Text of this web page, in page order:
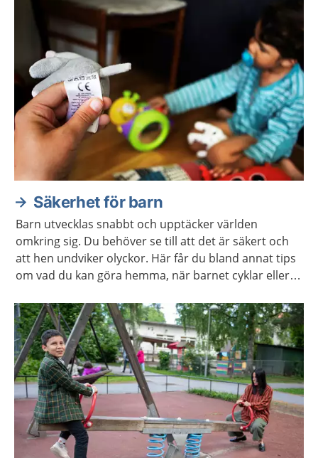
Säkerhet för barn
Barn utvecklas snabbt och upptäcker världen
omkring sig. Du behöver se till att det är säkert och
att hen undviker olyckor. Här får du bland annat tips
om vad du kan göra hemma, när barnet cyklar eller